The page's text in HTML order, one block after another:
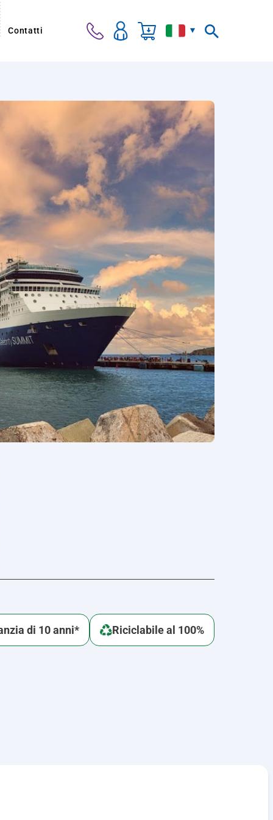
Contatti
di 10 anni* Riciclabile al 100%